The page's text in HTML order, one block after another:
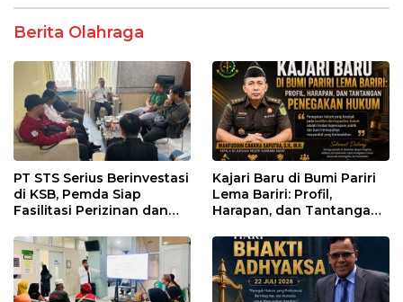
Berita Olahraga
PT STS Serius Berinvestasi
di KSB, Pemda Siap
Fasilitasi Perizinan dan
Regulasi
Kajari Baru di Bumi Pariri
Lema Bariri: Profil,
Harapan, dan Tantangan